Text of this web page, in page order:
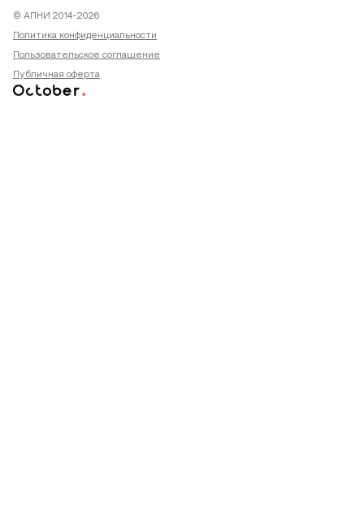
© АПНИ 2014-2026
Политика конфиденциальности
Пользовательское соглашение
Публичная оферта